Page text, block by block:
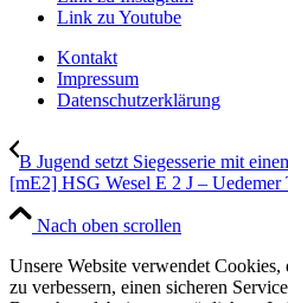
Link zu Youtube
Kontakt
Impressum
Datenschutzerklärung
B Jugend setzt Siegesserie mit
[mE2] HSG Wesel E 2 J –
Nach oben scrollen
Unsere Website verwendet Cookies,
zu verbessern, einen sicheren